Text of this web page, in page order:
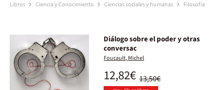
Libros Ciencia y Conocimiento Ciencias sociales y humanas Filosofía
Diálogo sobre el poder y otras
conversac
Foucault, Michel
13,50€
12,82€